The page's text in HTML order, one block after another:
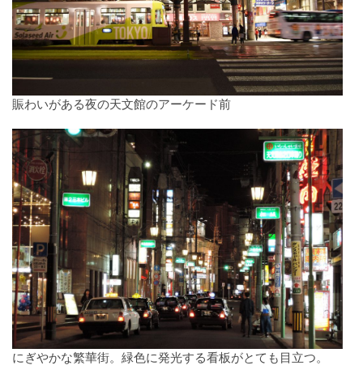
賑わいがある夜の天文館のアーケード前
にぎやかな繁華街。緑色に発光する看板がとても目立つ。